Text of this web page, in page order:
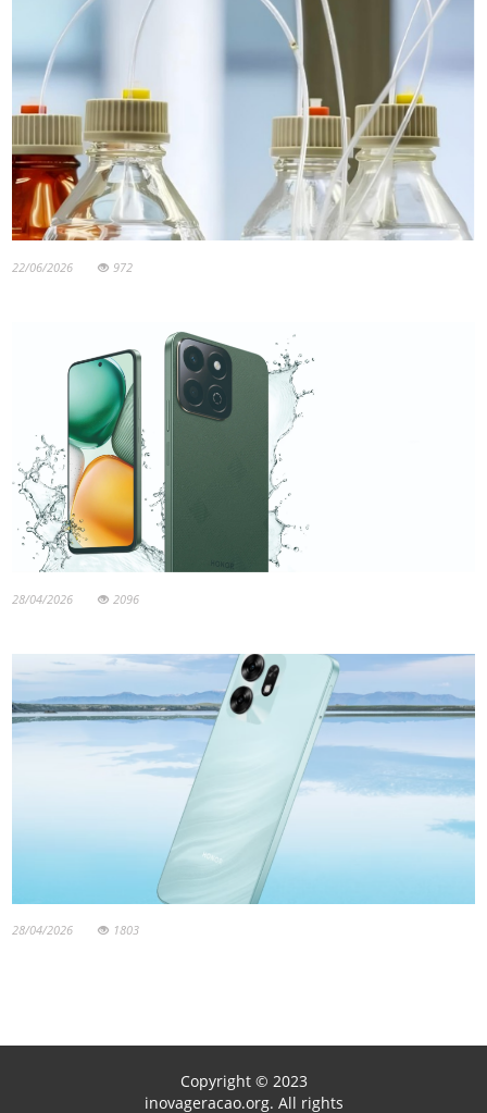
22/06/2026 972
28/04/2026 2096
28/04/2026 1803
Copyright © 2023
inovageracao.org. All rights